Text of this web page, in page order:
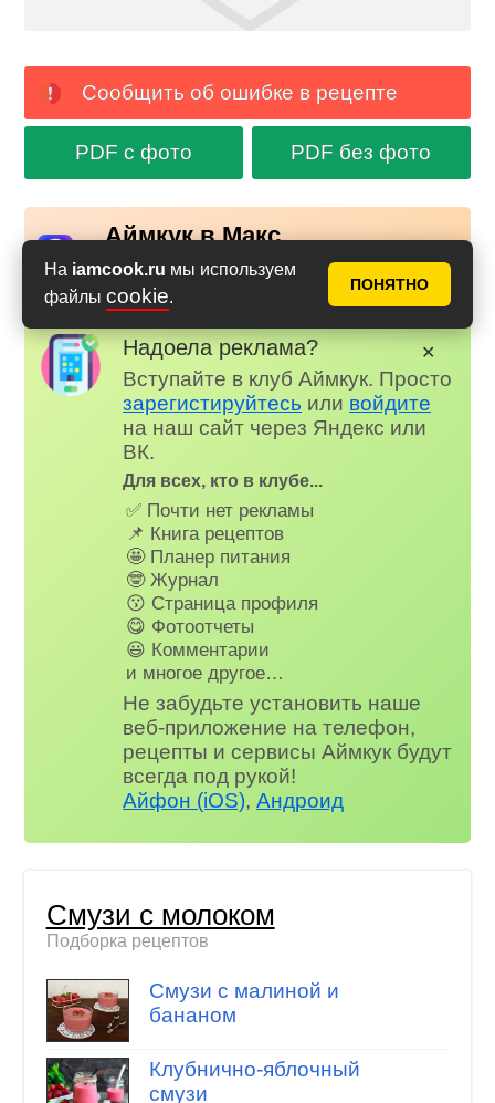
На iamcook.ru мы используем
файлы cookie.
ПОНЯТНО
Сообщить об ошибке в рецепте
PDF с фото PDF без фото
Аймкук в Макс
Российском мессенджере MAX
Надоела реклама?
Вступайте в клуб Аймкук. Просто
зарегистируйтесь или войдите
на наш сайт через Яндекс или
ВК.
Для всех, кто в клубе...
✅ Почти нет рекламы
📌 Книга рецептов
🤩 Планер питания
🤓 Журнал
😗 Страница профиля
😋 Фотоотчеты
😃 Комментарии
и многое другое…
Не забудьте установить наше
веб-приложение на телефон,
рецепты и сервисы Аймкук будут
всегда под рукой!
Айфон (iOS),Андроид
✕
Смузи с молоком
Подборка рецептов
Смузи с малиной и
бананом
Клубнично-яблочный
смузи